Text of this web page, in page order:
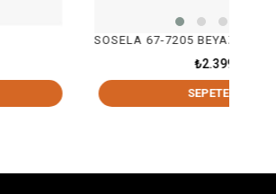
SOSELA 67-7205 BEYAZ
SEPETE EKLE